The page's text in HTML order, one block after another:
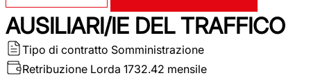
AUSILIARI/IE DEL TRAFFICO
Tipo di contratto Somministrazione
Retribuzione Lorda 1732.42 mensile